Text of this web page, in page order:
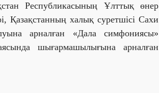
Республикасының Ұлттық өнер
Қазақстанның халық суретшісі Сахи
арналған «Дала симфониясы»
шығармашылығына арналған